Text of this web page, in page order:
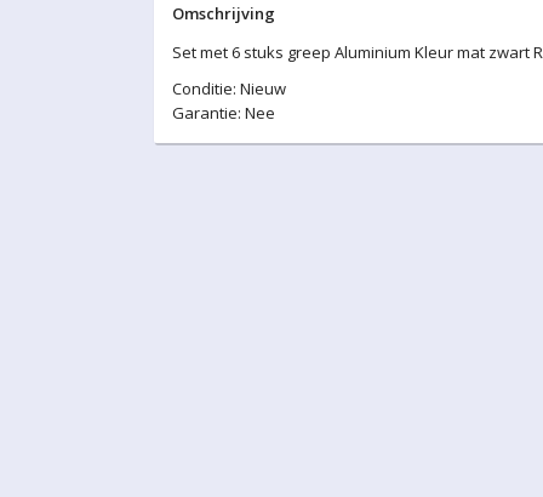
Omschrijving
Set met 6 stuks greep Aluminium Kleur mat zwart
Conditie: Nieuw
Garantie: Nee